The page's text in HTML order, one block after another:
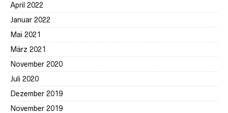
April 2022
Januar 2022
Mai 2021
März 2021
November 2020
Juli 2020
Dezember 2019
November 2019